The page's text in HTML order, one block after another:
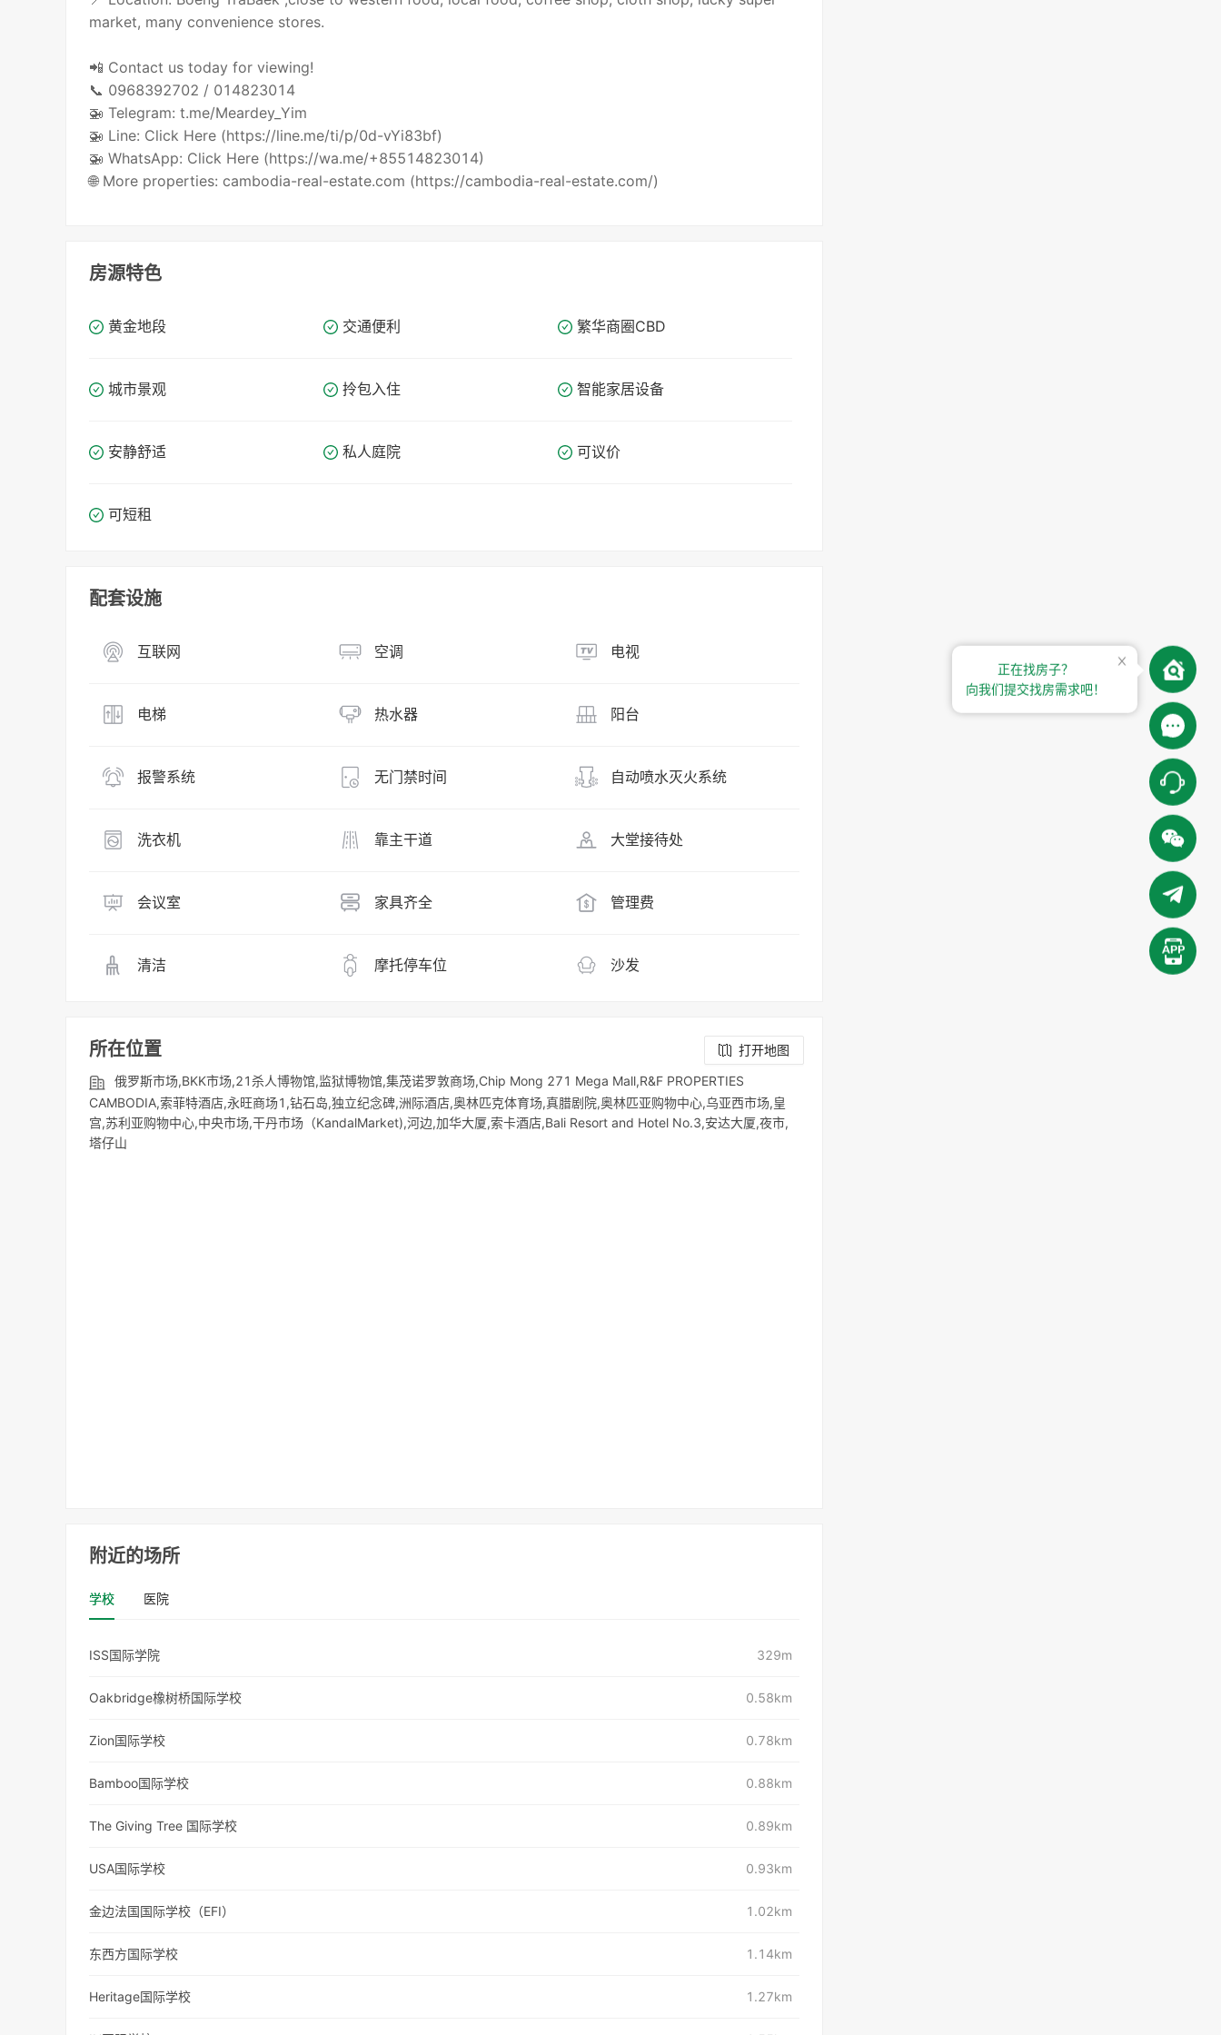
market, many convenience stores.
📲 Contact us today for viewing!
📞 0968392702 / 014823014
🚁 Telegram: t.me/Meardey_Yim
🚁 Line: Click Here (https://line.me/ti/p/0d-vYi83bf)
🚁 WhatsApp: Click Here (https://wa.me/+85514823014)
🌐 More properties: cambodia-real-estate.com (https://cambodia-real-estate.com/)
房源特色
黄金地段 交通便利 繁华商圈​​CBD
城市景观 拎包入住 智能家居设备
安静舒适 私人庭院 可议价
可短租
配套设施
互联网 空调 电视
电梯 热水器 阳台
报警系统 无门禁时间 自动喷水灭火系统
洗衣机 靠主干道 大堂接待处
会议室 家具齐全 管理费
清洁 摩托停车位 沙发
所在位置
打开地图
俄罗斯市场,BKK市场,21杀人博物馆,监狱博物馆,集茂诺罗敦商场,Chip Mong 271 Mega Mall,R&F PROPERTIES
CAMBODIA,索菲特酒店,永旺商场1,钻石岛,独立纪念碑,洲际酒店,奥林匹克体育场,真腊剧院,奥林匹亚购物中心,乌亚西市场,皇
宫,苏利亚购物中心,中央市场,干丹市场（KandalMarket),河边,加华大厦,索卡酒店,Bali Resort and Hotel No.3,安达大厦,夜市,
塔仔山
附近的场所
学校 医院
ISS国际学院 329m
Oakbridge橡树桥国际学校 0.58km
Zion国际学校 0.78km
Bamboo国际学校 0.88km
The Giving Tree 国际学校 0.89km
USA国际学校 0.93km
金边法国国际学校（EFI） 1.02km
东西方国际学校 1.14km
Heritage国际学校 1.27km
正在找房子？
向我们提交找房需求吧！